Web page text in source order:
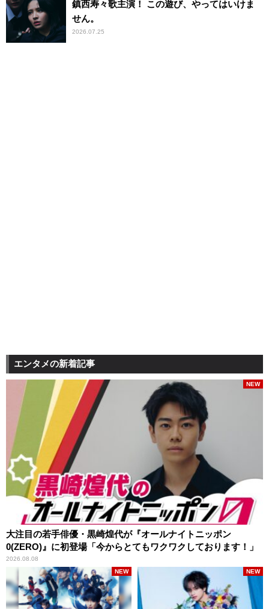
鎮西寿々歌主演！ この遊び、やってはいけま
せん。
2026.07.25
エンタメの新着記事
大注目の若手俳優・黒崎煌代が『オールナイトニッポン
0(ZERO)』に初登場「今からとてもワクワクしております！」
2026.08.08
NEW
NEW NEW